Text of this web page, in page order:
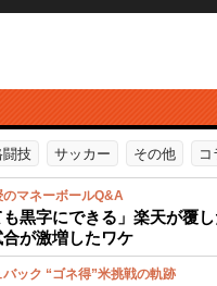
闘技 サッカー その他 コ
のマネーボールQ&A
も黒字にできる」楽天が覆
が激増したワケ
ック “ゴネ得”米挑戦の軌跡